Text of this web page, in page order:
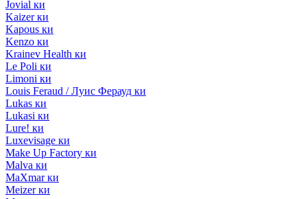
Jovial ки
Kaizer ки
Kapous ки
Kenzo ки
Krainev Health ки
Le Poli ки
Limoni ки
Louis Feraud / Луис Ферауд ки
Lukas ки
Lukasi ки
Lure! ки
Luxevisage ки
Make Up Factory ки
Malva ки
MaXmar ки
Meizer ки